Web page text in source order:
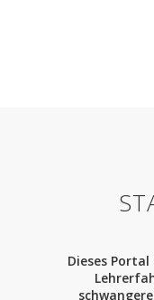
Dieses